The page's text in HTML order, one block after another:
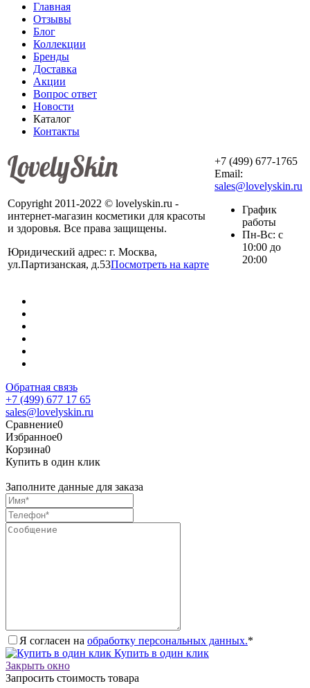
Главная
Отзывы
Блог
Коллекции
Бренды
Доставка
Акции
Вопрос ответ
Новости
Каталог
Контакты
Copyright 2011-2022 © lovelyskin.ru -
интернет-магазин косметики для красоты
и здоровья. Все права защищены.
Юридический адрес: г. Москва,
ул.Партизанская, д.53Посмотреть на карте
+7 (499) 677-1765
Email:
sales@lovelyskin.ru
График
работы
Пн-Вс: с
10:00 до
20:00
Обратная связь
+7 (499) 677 17 65
sales@lovelyskin.ru
Сравнение0
Избранное0
Корзина0
Купить в один клик
Заполните данные для заказа
Я согласен на обработку персональных данных.*
Купить в один клик
Закрыть окно
Запросить стоимость товара